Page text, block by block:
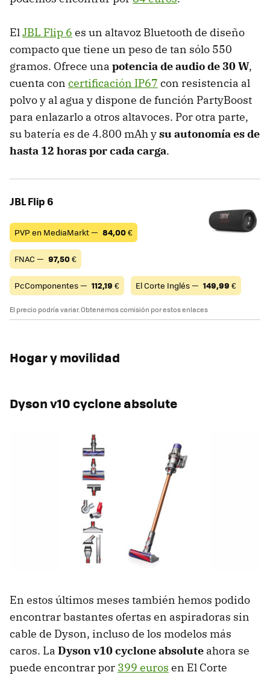
ElJBL Flip 6 es un altavoz Bluetooth de diseño
compacto que tiene un peso de tan sólo 550
gramos. Ofrece una potencia de audio de 30 W,
cuenta con certificación IP67 con resistencia al
polvo y al agua y dispone de función PartyBoost
para enlazarlo a otros altavoces. Por otra parte,
su batería es de 4.800 mAh ysu autonomía es de
hasta 12 horas por cada carga.
JBL Flip 6
PVP en MediaMarkt — 84,00€
FNAC — 97,50€
PcComponentes — 112,19 € El Corte Inglés — 149,99 €
El precio podría variar. Obtenemos comisión por estos enlaces
Hogar y movilidad
Dyson v10 cyclone absolute
En estos últimos meses también hemos podido
encontrar bastantes ofertas en aspiradoras sin
cable de Dyson, incluso de los modelos más
caros. La Dyson v10 cycloneabsolute ahora se
puede encontrar por 399 euros en El Corte